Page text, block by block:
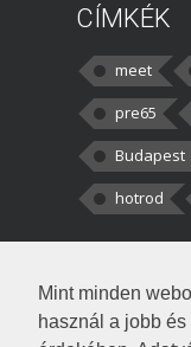
Mint minden
használ a jobb
CÍMKÉK
meet
pre65
Budapest
hotrod
darabbaal